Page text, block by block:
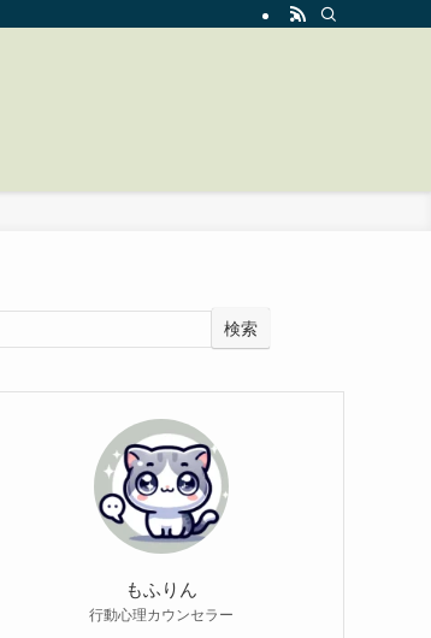
検索
もふりん
行動心理カウンセラー